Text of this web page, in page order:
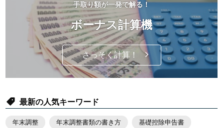
手取り額が一発で解る！
ボーナス計算機
さっそく計算！
最新の人気キーワード
年末調整 年末調整書類の書き方 基礎控除申告書